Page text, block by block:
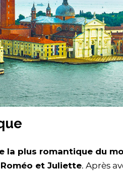
la plus romantique du
Roméo et Juliette. Après